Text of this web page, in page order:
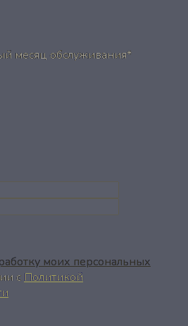
месяц обслуживания*
моих персональных
с Политикой